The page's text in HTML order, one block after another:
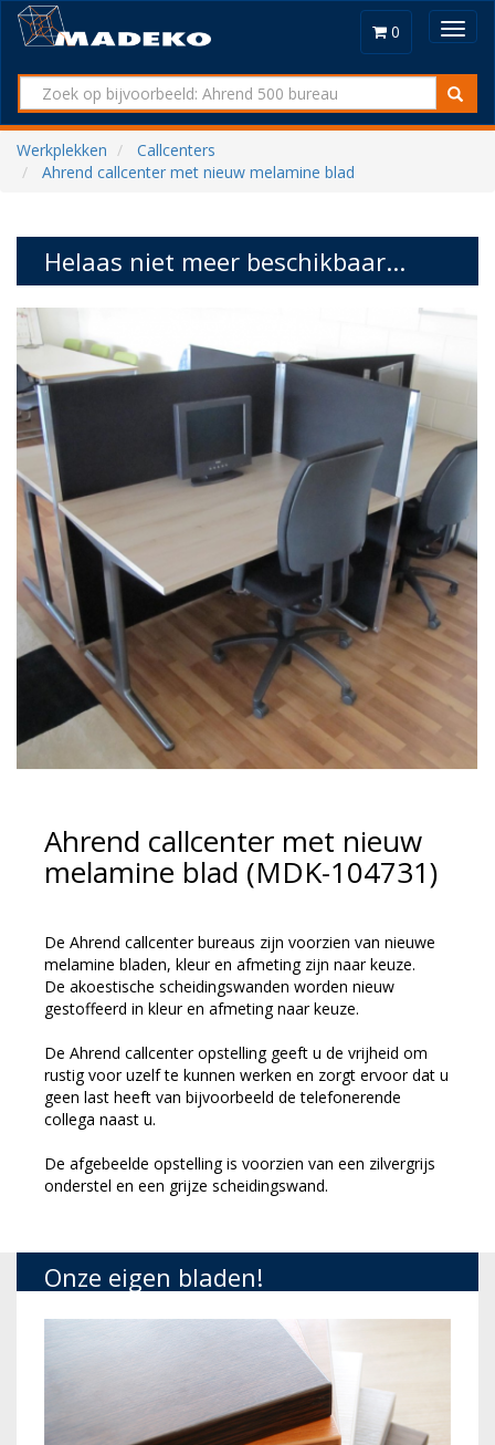
0
Werkplekken
Callcenters
Ahrend callcenter met nieuw melamine blad
Helaas niet meer beschikbaar...
Ahrend callcenter met nieuw
melamine blad (MDK-104731)
De Ahrend callcenter bureaus zijn voorzien van nieuwe
melamine bladen, kleur en afmeting zijn naar keuze.
De akoestische scheidingswanden worden nieuw
gestoffeerd in kleur en afmeting naar keuze.
De Ahrend callcenter opstelling geeft u de vrijheid om
rustig voor uzelf te kunnen werken en zorgt ervoor dat u
geen last heeft van bijvoorbeeld de telefonerende
collega naast u.
De afgebeelde opstelling is voorzien van een zilvergrijs
onderstel en een grijze scheidingswand.
Onze eigen bladen!